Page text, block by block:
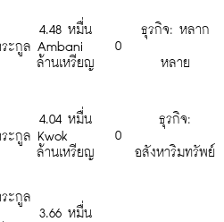
ระกูล Ambani
4.48 หมื่น
ล้านเหรียญ
0
ธุรกิจ: หลาก
หลาย
ระกูล Kwok
4.04 หมื่น
ล้านเหรียญ
0
ธุรกิจ:
อสังหาริมทรัพย์
ระกูล
3.66 หมื่น